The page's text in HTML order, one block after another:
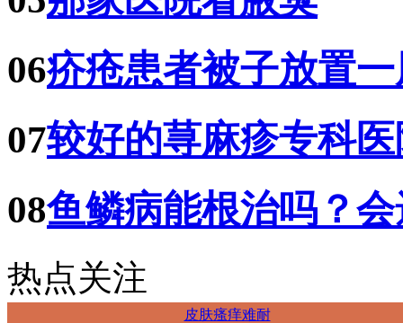
06疥疮患者被子放置
07较好的荨麻疹专科
08鱼鳞病能根治吗？
热点关注
皮肤瘙痒难耐